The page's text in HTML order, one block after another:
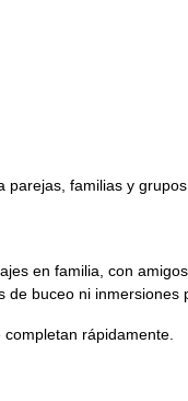
familias y grupos
en familia, con
buceo ni inmersiones
rápidamente.